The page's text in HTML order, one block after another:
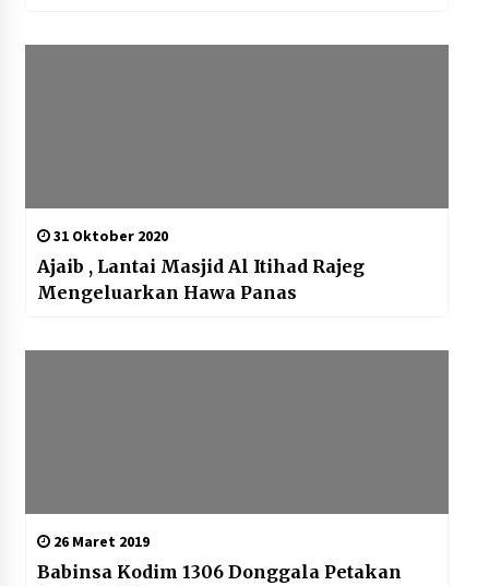
31 Oktober 2020
Ajaib , Lantai Masjid Al Itihad Rajeg
Mengeluarkan Hawa Panas
26 Maret 2019
Babinsa Kodim 1306 Donggala Petakan